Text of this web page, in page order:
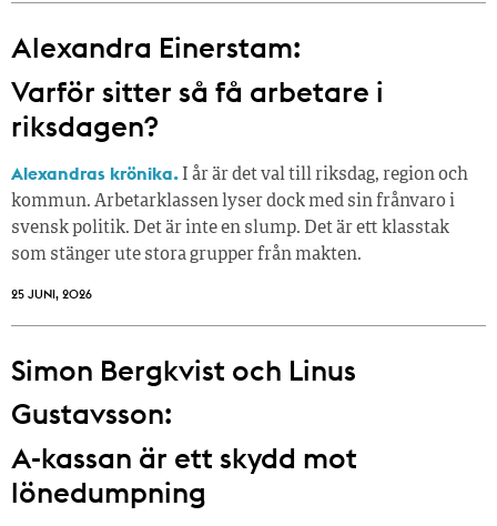
Alexandra Einerstam:
Varför sitter så få ­arbetare i
riksdagen?
Alexandras krönika. I år är det val till riksdag, region och
kommun. Arbetarklassen lyser dock med sin frånvaro i
svensk politik. Det är inte en slump. Det är ett klasstak
som stänger ute stora grupper från makt­en.
25 JUNI, 2026
Simon Bergkvist och Linus
Gustavsson:
A-kassan är ett skydd mot
lönedumpning